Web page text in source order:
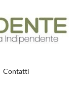
Contatti